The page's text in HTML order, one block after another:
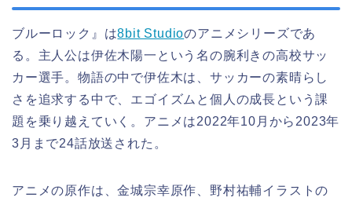
ブルーロック』は8bit Studioのアニメシリーズであ
る。主人公は伊佐木陽一という名の腕利きの高校サッ
カー選手。物語の中で伊佐木は、サッカーの素晴らし
さを追求する中で、エゴイズムと個人の成長という課
題を乗り越えていく。アニメは2022年10月から2023年
3月まで24話放送された。
アニメの原作は、金城宗幸原作、野村祐輔イラストの